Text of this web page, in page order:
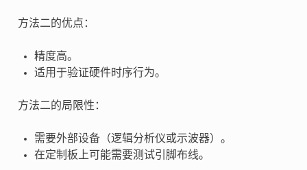
方法二的优点：
精度高。
适用于验证硬件时序行为。
方法二的局限性：
需要外部设备（逻辑分析仪或示波器）。
在定制板上可能需要测试引脚布线。